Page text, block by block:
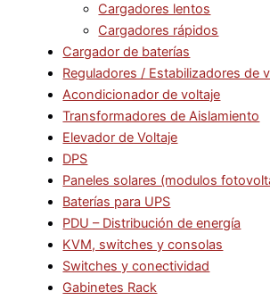
Cargadores lentos
Cargadores rápidos
Cargador de baterías
Reguladores / Estabilizadores de
Acondicionador de voltaje
Transformadores de Aislamiento
Elevador de Voltaje
DPS
Paneles solares (modulos
Baterías para UPS
PDU – Distribución de energía
KVM, switches y consolas
Switches y conectividad
Gabinetes Rack